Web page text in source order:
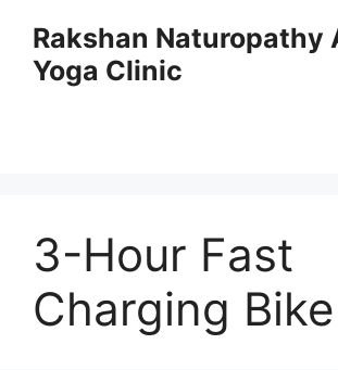
content
Rakshan Naturopathy
Yoga Clinic
3-Hour Fast
Charging Bike